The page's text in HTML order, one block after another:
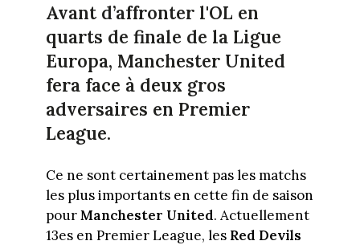
Avant d’affronter l'OL en
quarts de finale de la Ligue
Europa, Manchester United
fera face à deux gros
adversaires en Premier
League.
Ce ne sont certainement pas les matchs
les plus importants en cette fin de saison
pourManchester United. Actuellement
13es en Premier League, les Red Devils